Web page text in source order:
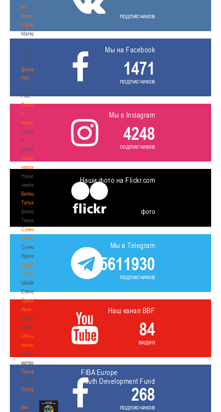
по
баскетбольной
статистике
Материалы
по
баскетбольной
статистике
Документы
РКС
Документы
РКС
Положение
о
переходах
Положение
о
переходах
Наши
чемпионы
Наши
чемпионы
Белошапко
Татьяна
Белошапко
Татьяна
Сумникова
Ирина
Сумникова
Ирина
Швайбович
Елена
Швайбович
Елена
Едешко
Иван
Едешко
Иван
Обучающие
материалы
Обучающие
материалы
Тренерам
Тренерам
Сотрудничество
Сотрудничество
Как
подписчиков
Мы на Facebook
1471
подписчиков
Мы в Instagram
4248
подписчиков
Наши фото на Flickr.com
фото
Мы в Telegram
5611930
подписчиков
Наш канал BBF
84
видео
FIBA Europe
Youth Development Fund
268
подписчиков